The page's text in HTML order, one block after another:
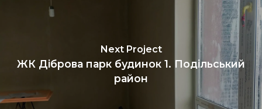
Next Project
ЖК Діброва парк будинок 1. Подільський
район